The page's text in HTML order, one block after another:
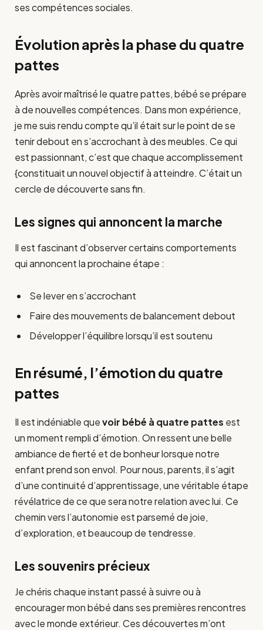
ses compétences sociales.
Évolution après la phase du quatre
pattes
Après avoir maîtrisé le quatre pattes, bébé se prépare
à de nouvelles compétences. Dans mon expérience,
je me suis rendu compte qu’il était sur le point de se
tenir debout en s’accrochant à des meubles. Ce qui
est passionnant, c’est que chaque accomplissement
{constituait un nouvel objectif à atteindre. C’était un
cercle de découverte sans fin.
Les signes qui annoncent la marche
Il est fascinant d’observer certains comportements
qui annoncent la prochaine étape :
Se lever en s’accrochant
Faire des mouvements de balancement debout
Développer l’équilibre lorsqu’il est soutenu
En résumé, l’émotion du quatre
pattes
Il est indéniable quevoir bébé à quatre pattes est
un moment rempli d’émotion. On ressent une belle
ambiance de fierté et de bonheur lorsque notre
enfant prend son envol. Pour nous, parents, il s’agit
d’une continuité d’apprentissage, une véritable étape
révélatrice de ce que sera notre relation avec lui. Ce
chemin vers l’autonomie est parsemé de joie,
d’exploration, et beaucoup de tendresse.
Les souvenirs précieux
Je chéris chaque instant passé à suivre ou à
encourager mon bébé dans ses premières rencontres
avec le monde extérieur. Ces découvertes m’ont